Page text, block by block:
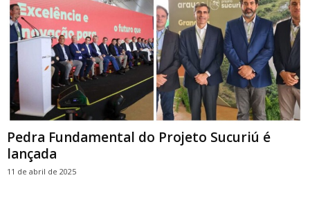
Pedra Fundamental do Projeto Sucuriú é
lançada
11 de abril de 2025